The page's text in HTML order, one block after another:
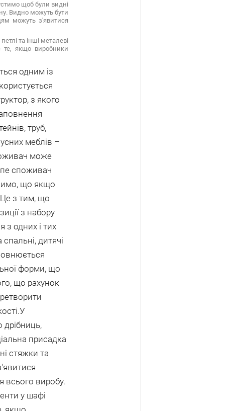
щоб були видні
Видно можуть бути
можуть з'явитися
та інші металеві
те, якщо виробники
одним із
з якого
труб,
меблів –
може
споживач
що якщо
Це з тим, що
з набору
з одних і тих
дитячі
форми, що
що рахунок
У
присадка
стяжки та
всього виробу.
у шафі